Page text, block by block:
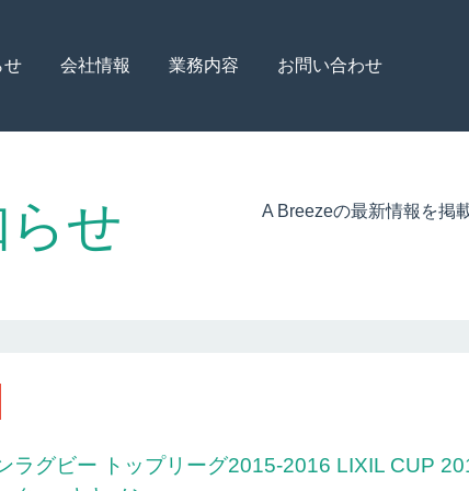
せ 会社情報 業務内容 お問い合わせ
せ A Breezeの最新情報を掲載
ラグビー トップリーグ2015-2016 LIXIL CUP